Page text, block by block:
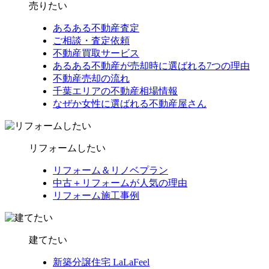
売りたい
あるある不動産査定
ご相談・査定依頼
不動産買取サービス
あるある不動産が売却時に選ばれる7つの理由
不動産売却の流れ
千葉エリアの不動産相場情報
なぜか女性に選ばれる不動産屋さん
リフォームしたい
リフォーム＆リノベプラン
中古＋リフォームが人気の理由
リフォーム施工事例
建てたい
新築分譲住宅 LaLaFeel